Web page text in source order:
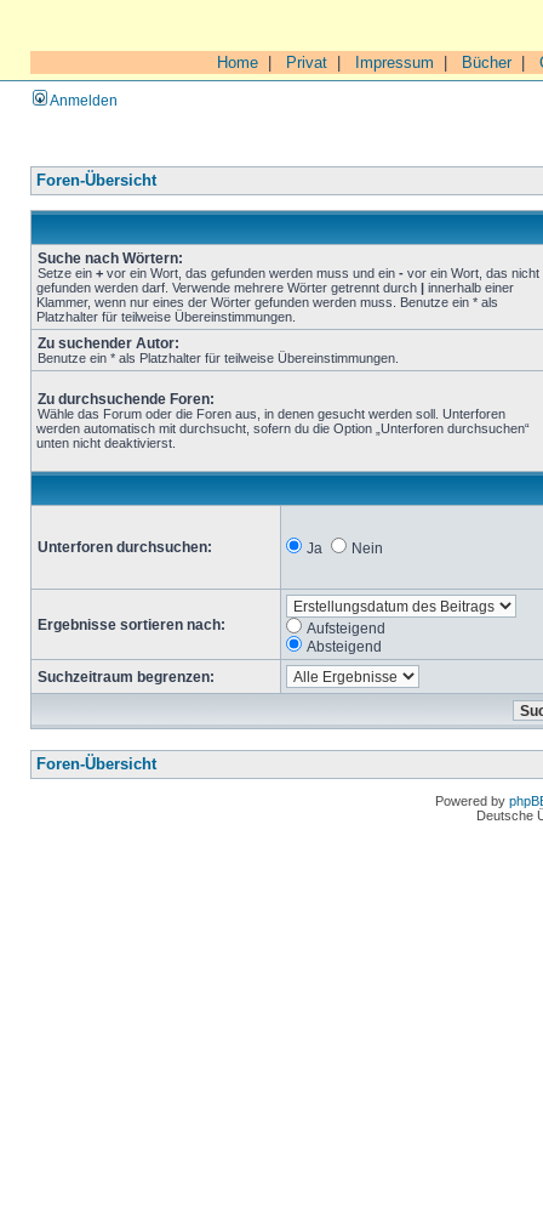
Home Privat Impressum Bücher|
Anmelden
Foren-Übersicht
Suche nach Wörtern:
Setze ein + vor ein Wort, das gefunden werden muss und ein - vor ein Wort, das nicht
gefunden werden darf. Verwende mehrere Wörter getrennt durch | innerhalb einer
Klammer, wenn nur eines der Wörter gefunden werden muss. Benutze ein * als
Platzhalter für teilweise Übereinstimmungen.
Zu suchender Autor:
Benutze ein * als Platzhalter für teilweise Übereinstimmungen.
Zu durchsuchende Foren:
Wähle das Forum oder die Foren aus, in denen gesucht werden soll. Unterforen
werden automatisch mit durchsucht, sofern du die Option „Unterforen durchsuchen“
unten nicht deaktivierst.
Unterforen durchsuchen: Ja Nein
Ergebnisse sortieren nach:
Aufsteigend
Absteigend
Suchzeitraum begrenzen:
Foren-Übersicht
Powered by
Deutsche